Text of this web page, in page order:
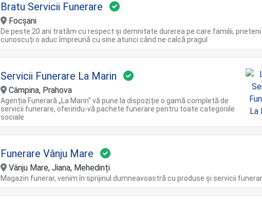
Bratu Servicii Funerare
Focșani
De peste 20 ani tratăm cu respect și demnitate durerea pe care familii,
cunoscuți o aduc împreună cu sine atunci când ne calcă pragul
Servicii Funerare La Marin
Câmpina, Prahova
Agenția Funerară „La Marin" vă pune la dispoziție o gamă completă de
servicii funerare, oferindu-vă pachete funerare pentru toate categoriile
sociale
Funerare Vânju Mare
Vânju Mare, Jiana, Mehedinți
Magazin funerar, venim în sprijinul dumneavoastră cu produse și servicii